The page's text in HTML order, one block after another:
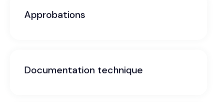
Approbations
Documentation technique